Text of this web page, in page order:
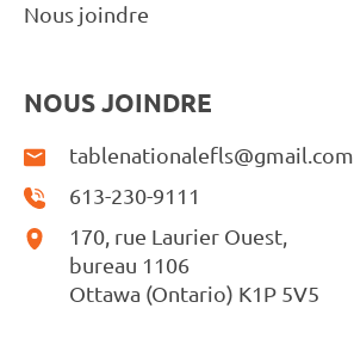
Nous joindre
NOUS JOINDRE
tablenationalefls@gmail.com
613-230-9111
170, rue Laurier Ouest,
bureau 1106
Ottawa (Ontario) K1P 5V5